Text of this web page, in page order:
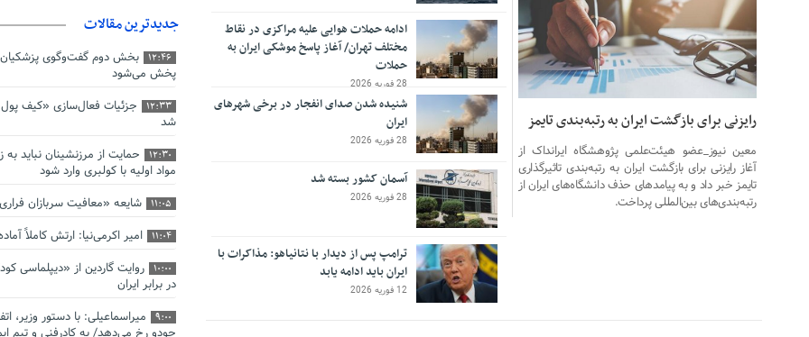
رایزنی برای بازگشت ایران به رتبه‌بندی تایمز
معین نیوز_عضو هیئت‌علمی پژوهشگاه ایرانداک از
آغاز رایزنی برای بازگشت ایران به رتبه‌بندی تاثیرگذاری
تایمز خبر داد و به پیامدهای حذف دانشگاه‌های ایران از
رتبه‌بندی‌های بین‌المللی پرداخت.
ادامه حملات هوایی علیه مراکزی در نقاط
مختلف تهران/ آغاز پاسخ موشکی ایران به
حملات
28 فوریه 2026
شنیده شدن صدای انفجار در برخی شهرهای
ایران
28 فوریه 2026
آسمان کشور بسته شد
28 فوریه 2026
ترامپ پس از دیدار با نتانیاهو: مذاکرات با
ایران باید ادامه یابد
12 فوریه 2026
جدیدترین مقالات
12:46
بخش دوم گفت‌وگوی
پخش می‌شود
12:33
جزئیات فعال‌سازی «کیف پول
شد
12:30
حمایت از مرزنشینان نباید به
مواد اولیه با کولبری وارد شود
11:05 شایعه «معافیت سربازان
11:04 امیر اکرمی‌نیا: ارتش کاملاً
10:00
روایت گاردین از «دیپلماسی
در برابر ایران
9:00
میراسماعیلی: با دستور وزیر،